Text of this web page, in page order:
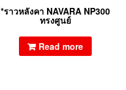
*ราวหลังคา NAVARA NP300
ทรงศูนย์
Read more